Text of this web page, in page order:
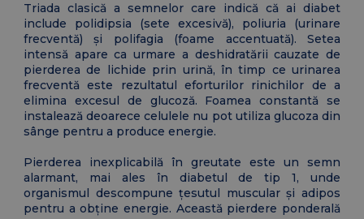
Triada clasică a semnelor care indică că ai diabet
include polidipsia (sete excesivă), poliuria (urinare
frecventă) și polifagia (foame accentuată). Setea
intensă apare ca urmare a deshidratării cauzate de
pierderea de lichide prin urină, în timp ce urinarea
frecventă este rezultatul eforturilor rinichilor de a
elimina excesul de glucoză. Foamea constantă se
instalează deoarece celulele nu pot utiliza glucoza din
sânge pentru a produce energie.
Pierderea inexplicabilă în greutate este un semn
alarmant, mai ales în diabetul de tip 1, unde
organismul descompune țesutul muscular și adipos
pentru a obține energie. Această pierdere ponderală